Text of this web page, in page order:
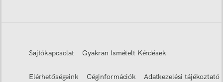
Sajtókapcsolat Gyakran Ismételt Kérdések
Elérhetőségeink Céginformációk Adatkezelési tájékoztató